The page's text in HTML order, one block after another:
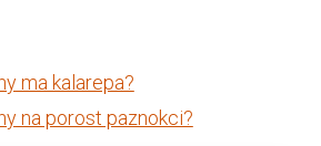
ma kalarepa?
na porost paznokci?